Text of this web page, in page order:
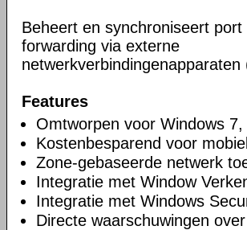
Beheert en synchroniseert port
forwarding via externe
netwerkverbindingenapparaten
Features
Omtworpen voor Windows
Kostenbesparend voor
Zone-gebaseerde netwerk
Integratie met Window
Integratie met Windows
Directe waarschuwingen